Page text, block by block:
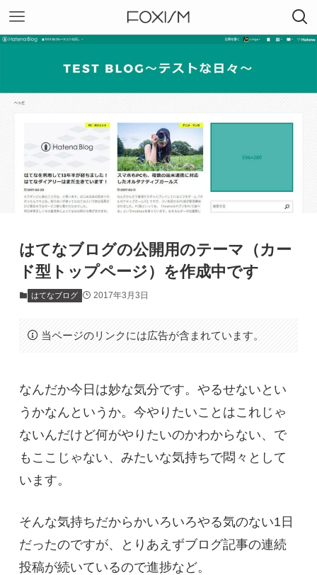
はてなブログの公開用のテーマ（カー
ド型トップページ）を作成中です
はてなブログ 2017年3月3日
当ページのリンクには広告が含まれています。
なんだか今日は妙な気分です。やるせないとい
うかなんというか。今やりたいことはこれじゃ
ないんだけど何がやりたいのかわからない、で
もここじゃない、みたいな気持ちで悶々として
います。
そんな気持ちだからかいろいろやる気のない1日
だったのですが、とりあえずブログ記事の連続
投稿が続いているので進捗など。